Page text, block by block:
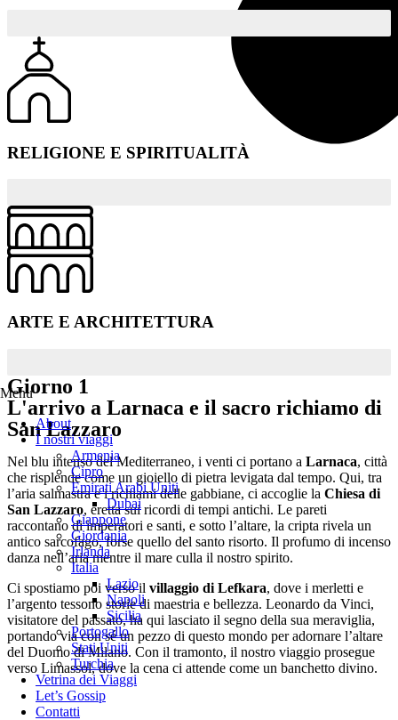
Menu
About
I nostri viaggi
Armenia
Cipro
Emirati Arabi Uniti
Dubai
Giappone
Giordania
Irlanda
Italia
Lazio
Napoli
Sicilia
Portogallo
Stati Uniti
Turchia
Vetrina dei Viaggi
Let’s Gossip
Contatti
RELIGIONE E SPIRITUALITÀ
ARTE E ARCHITETTURA
Giorno 1
L'arrivo a Larnaca e il sacro richiamo di
San Lazzaro
Nel blu intenso del Mediterraneo, i venti ci portano a Larnaca, città
che risplende come un gioiello di pietra levigata dal tempo. Qui, tra
l’aria salmastra e i richiami delle gabbiane, ci accoglie la Chiesa di
San Lazzaro, eretta sui ricordi di tempi antichi. Le pareti
raccontano di imperatori e santi, e sotto l’altare, la cripta rivela un
antico sarcofago, forse quello del santo risorto. Il profumo di incenso
danza nell’aria mentre il mare culla il nostro spirito.
Ci spostiamo poi verso il villaggio di Lefkara, dove i merletti e
l’argento tessono storie di maestria e bellezza. Leonardo da Vinci,
visitatore del passato, ha qui lasciato il segno della sua meraviglia,
portando via con sé un pezzo di questo mondo per adornare l’altare
del Duomo di Milano. Con il tramonto, il nostro viaggio prosegue
verso Limassol, dove la cena ci attende come un banchetto divino.